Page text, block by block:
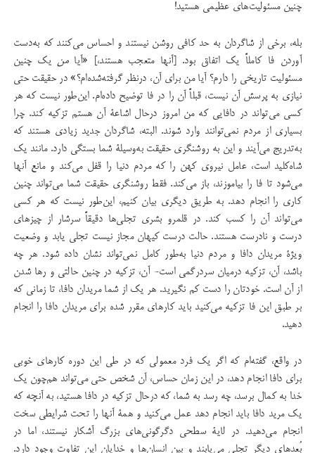
چنین مسئولیت‌های عظیمی هستید!
بله، برخی از شاگردان به حد كافی روشن نیستند و احساس می‌كنند كه به‌دست
آوردن فا كاملاً یك اتفاق بود. [آنها متعجب‌ هستند،] «آیامنیك چنین
مسئولیت تاریخی را دارم؟ آیا من برای آن، درنظر گرفته‌شده‌ام؟» در حقیقت حتی
نیازی به پرسش آن نیست، قبلاً آن را در فا توضیح داده‌ام. این‌طور نیست که هر
كسی می‌تواند در دافایی كه من امروز درحال اشاعۀ آن هستم تزكیه كند. چرا
بسیاری از مردم نمی‌توانند وارد شوند. البته، شاگردان جدید زیادی هستند كه
به‌تدریج می‌آیند و این به روشنگری حقیقت به‌وسیلۀ شما بستگی دارد. مانند یك
شاه‌كلید است، عامل نیروی كهن را كه مردم دنیا را قفل می‌كند و مانع آنها
می‌‌شود تا فا را بیاموزند، باز می‌كند. فقط روشنگری حقیقت شما می‌تواند چنین
كاری را انجام دهد. به طریق دیگری بیان كنیم، این‌طور نیست که هر كسی
می‌تواند آن را كسب كند. در قلمرو بشری تجلی‌ها دقیقاً سرشار از چیزهای
درست و نادرست هستند. حالت درست كیهان مجاز نیست تجلی یابد و وضعیت
ویژۀ مریدان دافا و مردم دنیا به‌طور كامل نمی‌تواند نشان داده شود. هر چه
باشد، آن، تزكیه درمیان سردرگمی است- آن، تزكیه‌ در چنین حالتی و رها شدن
از آن است. خودتان را دست كم نگیرید. هر یک از شما مریدان دافا، تا زمانی كه
بر طبق این فا تزكیه می‌كنید باید كارهای مقرر شده برای مریدان دافا را انجام
دهید.
در واقع، گفته‌ام كه اگر یك فرد معمولی كه در طی این دوره كارهای خوبی
برای دافا انجام دهد، در این زمان حساس، آن شخص حتی می‌تواند هم‌چون یك
خدا به كمال برسد، چه رسد به شما، كه درحال تزکیه در دافا هستید، به آنچه كه
یك مرید دافا باید انجام دهد عمل می‌كنید و همۀ آنها را تحت شرایطی سخت
انجام می‌دهید. در لایۀ سطحی دگرگونی‌های بزرگ آشكار نیستند، اما در
بُعدهای دیگر تجلی می‌یابند و بین انسان‌ها و خدایان این تفاوت وجود دارد.